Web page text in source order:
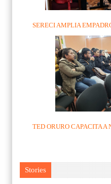
SERECI AMPLIA
TED ORURO CAPACITA A
Stories